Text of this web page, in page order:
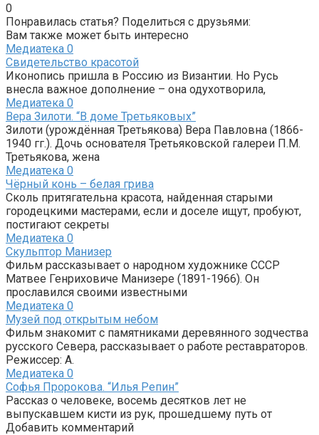
0
Понравилась статья? Поделиться с друзьями:
Вам также может быть интересно
Медиатека 0
Свидетельство красотой
Иконопись пришла в Россию из Византии. Но Русь
внесла важное дополнение – она одухотворила,
Медиатека 0
Вера Зилоти. “В доме Третьяковых”
Зилоти (урождённая Третьякова) Вера Павловна (1866-
1940 гг.). Дочь основателя Третьяковской галереи П.М.
Третьякова, жена
Медиатека 0
Чёрный конь – белая грива
Сколь притягательна красота, найденная старыми
городецкими мастерами, если и доселе ищут, пробуют,
постигают секреты
Медиатека 0
Скульптор Манизер
Фильм рассказывает о народном художнике СССР
Матвее Генриховиче Манизере (1891-1966). Он
прославился своими известными
Медиатека 0
Музей под открытым небом
Фильм знакомит с памятниками деревянного зодчества
русского Севера, рассказывает о работе реставраторов.
Режиссер: А.
Медиатека 0
Софья Пророкова. “Илья Репин”
Рассказ о человеке, восемь десятков лет не
выпускавшем кисти из рук, прошедшему путь от
Добавить комментарий